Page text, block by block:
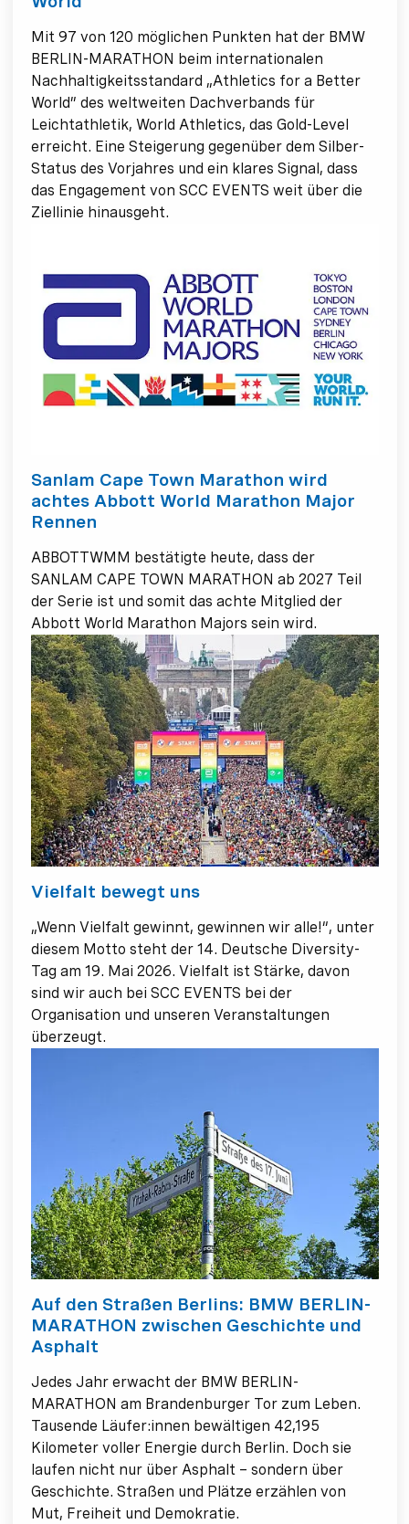
Mit 97 von 120 möglichen Punkten hat der BMW
BERLIN-MARATHON beim internationalen
Nachhaltigkeitsstandard „Athletics for a Better
World” des weltweiten Dachverbands für
Leichtathletik, World Athletics, das Gold-Level
erreicht. Eine Steigerung gegenüber dem Silber-
Status des Vorjahres und ein klares Signal, dass
das Engagement von SCC EVENTS weit über die
Ziellinie hinausgeht.
Sanlam Cape Town Marathon wird
achtes Abbott World Marathon Major
Rennen
ABBOTTWMM bestätigte heute, dass der
SANLAM CAPE TOWN MARATHON ab 2027 Teil
der Serie ist und somit das achte Mitglied der
Abbott World Marathon Majors sein wird.
Vielfalt bewegt uns
„Wenn Vielfalt gewinnt, gewinnen wir alle!“, unter
diesem Motto steht der 14. Deutsche Diversity-
Tag am 19. Mai 2026. Vielfalt ist Stärke, davon
sind wir auch bei SCC EVENTS bei der
Organisation und unseren Veranstaltungen
überzeugt.
Auf den Straßen Berlins: BMW BERLIN-
MARATHON zwischen Geschichte und
Asphalt
Jedes Jahr erwacht der BMW BERLIN-
MARATHON am Brandenburger Tor zum Leben.
Tausende Läufer:innen bewältigen 42,195
Kilometer voller Energie durch Berlin. Doch sie
laufen nicht nur über Asphalt – sondern über
Geschichte. Straßen und Plätze erzählen von
Mut, Freiheit und Demokratie.